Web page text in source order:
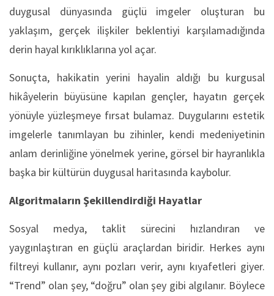
duygusal dünyasında güçlü imgeler oluşturan bu
yaklaşım, gerçek ilişkiler beklentiyi karşılamadığında
derin hayal kırıklıklarına yol açar.
Sonuçta, hakikatin yerini hayalin aldığı bu kurgusal
hikâyelerin büyüsüne kapılan gençler, hayatın gerçek
yönüyle yüzleşmeye fırsat bulamaz. Duygularını estetik
imgelerle tanımlayan bu zihinler, kendi medeniyetinin
anlam derinliğine yönelmek yerine, görsel bir hayranlıkla
başka bir kültürün duygusal haritasında kaybolur.
Algoritmaların Şekillendirdiği Hayatlar
Sosyal medya, taklit sürecini hızlandıran ve
yaygınlaştıran en güçlü araçlardan biridir. Herkes aynı
filtreyi kullanır, aynı pozları verir, aynı kıyafetleri giyer.
“Trend” olan şey, “doğru” olan şey gibi algılanır. Böylece